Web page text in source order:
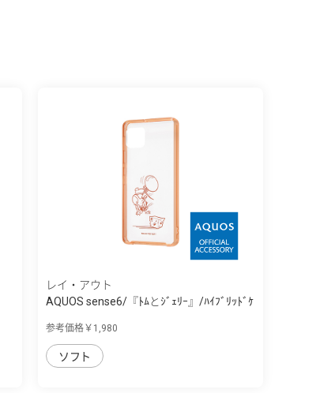
レイ・アウト
AQUOS sense6/『ﾄﾑとｼﾞｪﾘｰ』/ﾊｲﾌﾞﾘｯﾄﾞｹ
参考価格￥1,980
ソフト